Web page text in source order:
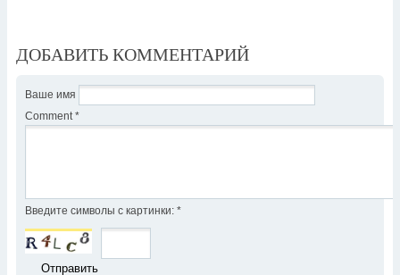
ДОБАВИТЬ КОММЕНТАРИЙ
Ваше имя
Comment *
Введите символы с картинки: *